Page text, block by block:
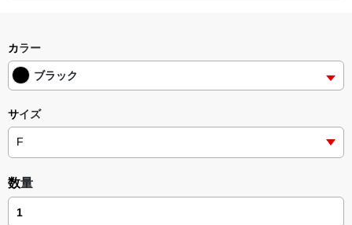
ステッカー販売もあるワン
https://rikisshop.booth.pm/
カラー
ブラック
サイズ
数量